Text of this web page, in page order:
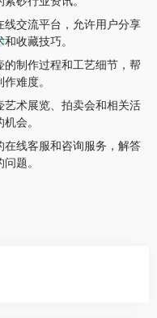
线交流平台，允许用户分享
收藏技巧。
的制作过程和工艺细节，帮
难度。
艺术展览、拍卖会和相关活
会。
在线客服和咨询服务，解答
题。